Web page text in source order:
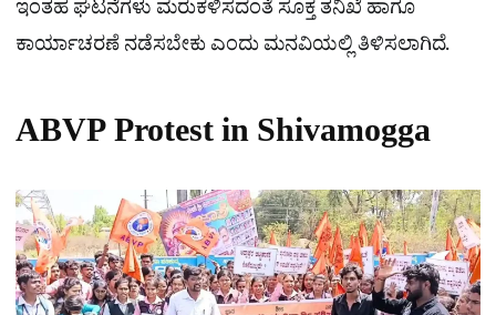
ಇಂತಹ ಘಟನೆಗಳು ಮರುಕಳಿಸದಂತೆ ಸೂಕ್ತ ತನಿಖೆ ಹಾಗೂ
ಕಾರ್ಯಾಚರಣೆ ನಡೆಸಬೇಕು ಎಂದು ಮನವಿಯಲ್ಲಿ ತಿಳಿಸಲಾಗಿದೆ.
ABVP Protest in Shivamogga